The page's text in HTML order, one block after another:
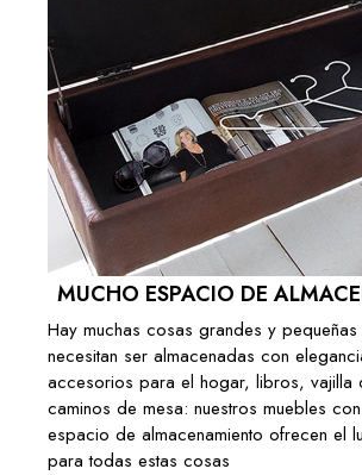
TABLE BASSE
STORAGE 70CM OR
AVEC ESPACE DE
( En stock à l'usine
Añadir al carrito
TABLE BASSE
ORIENT 53CM CUIVRE
( Out of stock but
allowed. )
Añadir al carrito
TABLE BASSE
ORIENT 53CM OR
( En stock à l'usine 4
MUCHO ESPACIO DE
Hay muchas cosas grandes y
necesitan ser almacenadas con
accesorios para el hogar, libros, vajilla
caminos de mesa: nuestros muebles
espacio de almacenamiento ofrecen el
para todas estas cosas